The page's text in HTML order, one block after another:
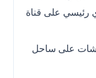
رئيسي على قناة
على ساحل